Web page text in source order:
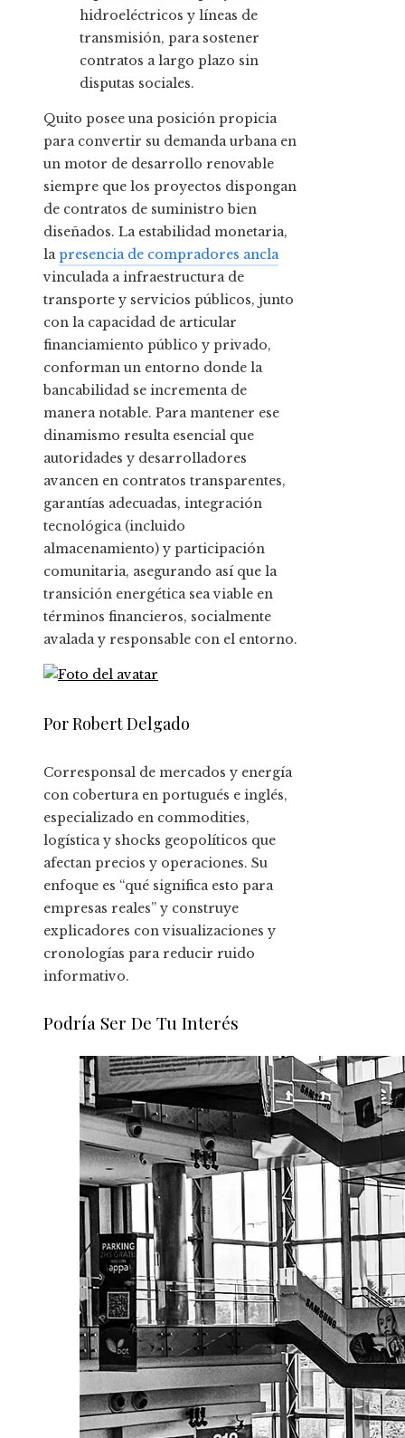
hidroeléctricos y líneas de
transmisión, para sostener
contratos a largo plazo sin
disputas sociales.
Quito posee una posición propicia
para convertir su demanda urbana en
un motor de desarrollo renovable
siempre que los proyectos dispongan
de contratos de suministro bien
diseñados. La estabilidad monetaria,
lapresencia de compradores ancla
vinculada a infraestructura de
transporte y servicios públicos, junto
con la capacidad de articular
financiamiento público y privado,
conforman un entorno donde la
bancabilidad se incrementa de
manera notable. Para mantener ese
dinamismo resulta esencial que
autoridades y desarrolladores
avancen en contratos transparentes,
garantías adecuadas, integración
tecnológica (incluido
almacenamiento) y participación
comunitaria, asegurando así que la
transición energética sea viable en
términos financieros, socialmente
avalada y responsable con el entorno.
Por Robert Delgado
Corresponsal de mercados y energía
con cobertura en portugués e inglés,
especializado en commodities,
logística y shocks geopolíticos que
afectan precios y operaciones. Su
enfoque es “qué significa esto para
empresas reales” y construye
explicadores con visualizaciones y
cronologías para reducir ruido
informativo.
Podría Ser De Tu Interés